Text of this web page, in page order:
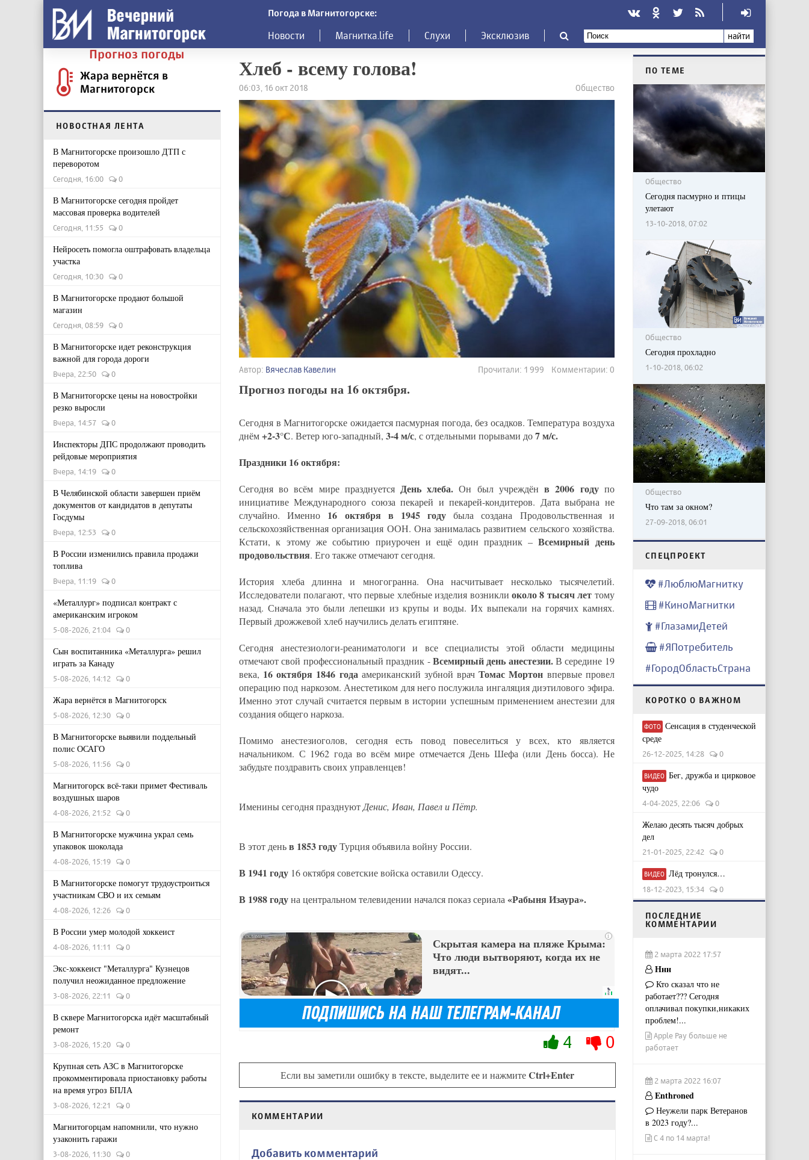
Погода в Магнитогорске:
Новости Магнитка.life Слухи Эксклюзив найти
Прогноз погоды
Жара вернётся в
Магнитогорск
НОВОСТНАЯ ЛЕНТА
В Магнитогорске произошло ДТП с
переворотом
Сегодня, 16:00 0
В Магнитогорске сегодня пройдет
массовая проверка водителей
Сегодня, 11:55 0
Нейросеть помогла оштрафовать владельца
участка
Сегодня, 10:30 0
В Магнитогорске продают большой
магазин
Сегодня, 08:59 0
В Магнитогорске идет реконструкция
важной для города дороги
Вчера, 22:50 0
В Магнитогорске цены на новостройки
резко выросли
Вчера, 14:57 0
Инспекторы ДПС продолжают проводить
рейдовые мероприятия
Вчера, 14:19 0
В Челябинской области завершен приём
документов от кандидатов в депутаты
Госдумы
Вчера, 12:53 0
В России изменились правила продажи
топлива
Вчера, 11:19 0
«Металлург» подписал контракт с
американским игроком
5-08-2026, 21:04 0
Сын воспитанника «Металлурга» решил
играть за Канаду
5-08-2026, 14:12 0
Жара вернётся в Магнитогорск
5-08-2026, 12:30 0
В Магнитогорске выявили поддельный
полис ОСАГО
5-08-2026, 11:56 0
Магнитогорск всё-таки примет Фестиваль
воздушных шаров
4-08-2026, 21:52 0
В Магнитогорске мужчина украл семь
упаковок шоколада
4-08-2026, 15:19 0
В Магнитогорске помогут трудоустроиться
участникам СВО и их семьям
4-08-2026, 12:26 0
В России умер молодой хоккеист
4-08-2026, 11:11 0
Экс-хоккеист "Металлурга" Кузнецов
получил неожиданное предложение
3-08-2026, 22:11 0
В сквере Магнитогорска идёт масштабный
ремонт
3-08-2026, 15:20 0
Крупная сеть АЗС в Магнитогорске
прокомментировала приостановку работы
на время угроз БПЛА
3-08-2026, 12:21 0
Магнитогорцам напомнили, что нужно
узаконить гаражи
3-08-2026, 11:30 0
Хлеб - всему голова!
06:03, 16 окт 2018 Общество
Автор: Вячеслав Кавелин Прочитали: 1 999 Комментарии: 0
Прогноз погоды на 16 октября.
Сегодня в Магнитогорске ожидается пасмурная погода, без осадков. Температура воздуха
днём+2-3°С. Ветер юго-западный, 3-4 м/с, с отдельными порывами до7 м/с.
Праздники 16 октября:
Сегодня во всём мире празднуется День хлеба. Он был учреждёнв 2006 годупо
инициативе Международного союза пекарей и пекарей-кондитеров. Дата выбрана не
случайно. Именно 16 октября в 1945 году была создана Продовольственная и
сельскохозяйственная организация ООН. Она занималась развитием сельского хозяйства.
Кстати, к этому же событию приурочен и ещё один праздник – Всемирный день
продовольствия. Его также отмечают сегодня.
История хлеба длинна и многогранна. Она насчитывает несколько тысячелетий.
Исследователи полагают, что первые хлебные изделия возниклиоколо 8 тысяч лет тому
назад. Сначала это были лепешки из крупы и воды. Их выпекали на горячих камнях.
Первый дрожжевой хлеб научились делать египтяне.
Сегодня анестезиологи-реаниматологи и все специалисты этой области медицины
отмечают свой профессиональный праздник -Всемирный день анестезии.В середине 19
века, 16 октября 1846 года американский зубной врачТомас Мортон впервые провел
операцию под наркозом. Анестетиком для него послужила ингаляция диэтилового эфира.
Именно этот случай считается первым в истории успешным применением анестезии для
создания общего наркоза.
Помимо анестезиоголов, сегодня есть повод повеселиться у всех, кто является
начальником. С 1962 года во всём мире отмечается День Шефа (или День босса). Не
забудьте поздравить своих управленцев!
Именины сегодня празднуют Денис, Иван, Павел и Пётр.
В этот деньв 1853 годуТурция объявила войну России.
В 1941 году 16 октября советские войска оставили Одессу.
В 1988 годуна центральном телевидении начался показ сериала «Рабыня Изаура».
i
Скрытая камера на пляже Крыма:
Что люди вытворяют, когда их не
видят...
4 0
Если вы заметили ошибку в тексте, выделите ее и нажмитеCtrl+Enter
КОММЕНТАРИИ
Добавить комментарий
ПО ТЕМЕ
Общество
Сегодня пасмурно и птицы
улетают
13-10-2018, 07:02
Общество
Сегодня прохладно
1-10-2018, 06:02
Общество
Что там за окном?
27-09-2018, 06:01
CПЕЦПРОЕКТ
#ЛюблюМагнитку
#КиноМагнитки
#ГлазамиДетей
#ЯПотребитель
#ГородОбластьСтрана
КОРОТКО О ВАЖНОМ
ФОТО Сенсация в студенческой
среде
26-12-2025, 14:28 0
ВИДЕО Бег, дружба и цирковое
чудо
4-04-2025, 22:06 0
Желаю десять тысяч добрых
дел
21-01-2025, 22:42 0
ВИДЕО Лёд тронулся…
18-12-2023, 15:34 0
ПОСЛЕДНИЕ
КОММЕНТАРИИ
2 марта 2022 17:57
Ннн
Кто сказал что не
работает??? Сегодня
оплачивал покупки,никаких
проблем!...
Apple Pay больше не
работает
2 марта 2022 16:07
Enthroned
Неужели парк Ветеранов
в 2023 году?...
С 4 по 14 марта!